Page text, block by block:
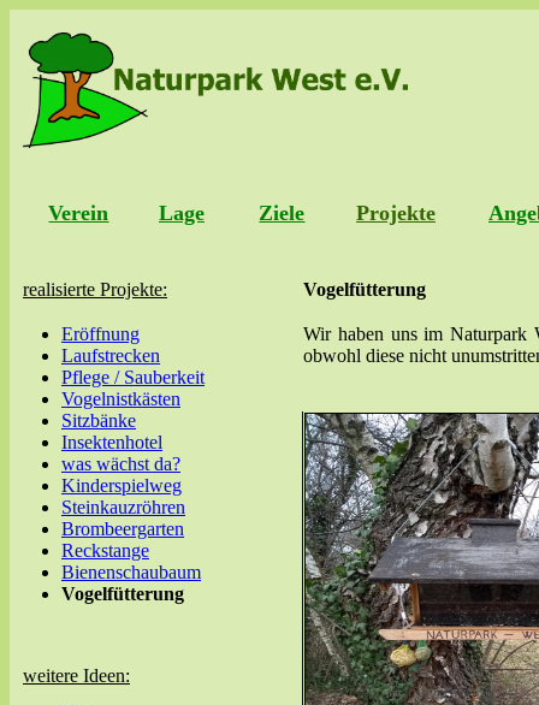
Verein Lage Ziele Projekte
realisierte Projekte: Vogelfütterung
Eröffnung
Laufstrecken
Pflege / Sauberkeit
Vogelnistkästen
Sitzbänke
Insektenhotel
was wächst da?
Kinderspielweg
Steinkauzröhren
Brombeergarten
Reckstange
Bienenschaubaum
Vogelfütterung
weitere Ideen:
Wir haben uns im Naturpark
obwohl diese nicht